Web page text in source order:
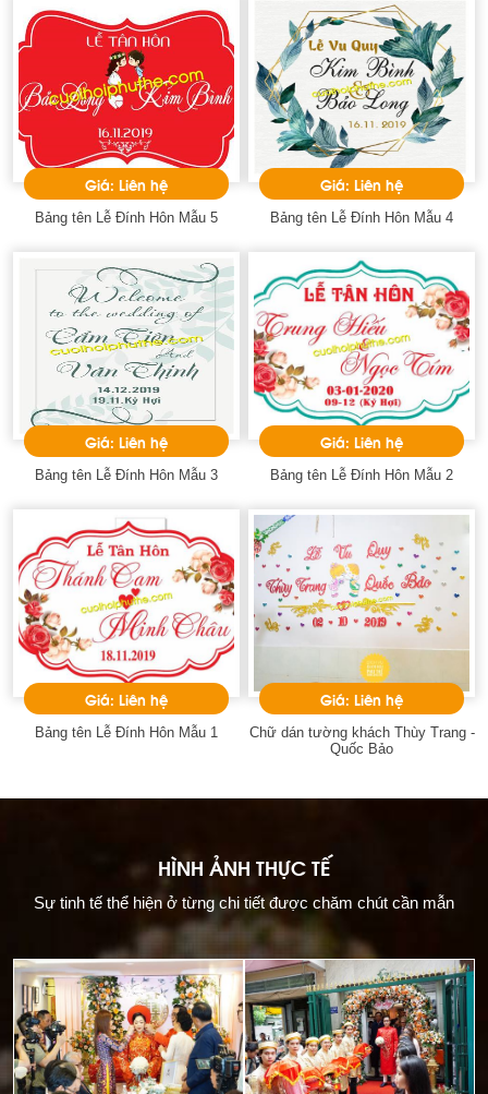
Giá: Liên hệ
Bảng tên Lễ Đính Hôn Mẫu 5
Giá: Liên hệ
Bảng tên Lễ Đính Hôn Mẫu 4
Giá: Liên hệ
Bảng tên Lễ Đính Hôn Mẫu 3
Giá: Liên hệ
Bảng tên Lễ Đính Hôn Mẫu 2
Giá: Liên hệ
Bảng tên Lễ Đính Hôn Mẫu 1
Giá: Liên hệ
Chữ dán tường khách Thùy Trang -
Quốc Bảo
HÌNH ẢNH THỰC TẾ
Sự tinh tế thể hiện ở từng chi tiết được chăm chút cần mẫn